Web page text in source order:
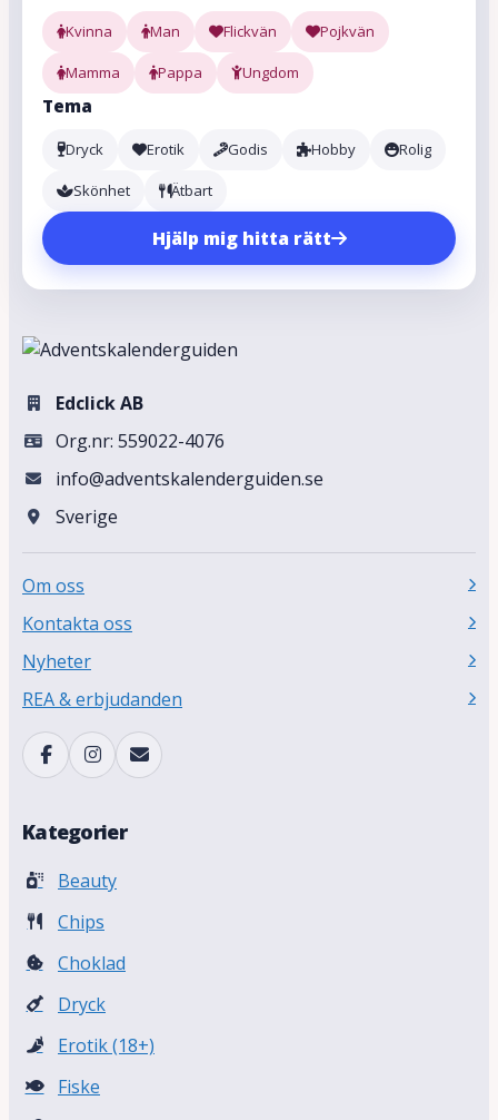
Kvinna Man Flickvän Pojkvän
Mamma Pappa Ungdom
Tema
Dryck Erotik Godis Hobby Rolig
Skönhet Ätbart
Hjälp mig hitta rätt
Edclick AB
Org.nr: 559022-4076
info@adventskalenderguiden.se
Sverige
Om oss
Kontakta oss
Nyheter
REA & erbjudanden
Kategorier
Beauty
Chips
Choklad
Dryck
Erotik (18+)
Fiske